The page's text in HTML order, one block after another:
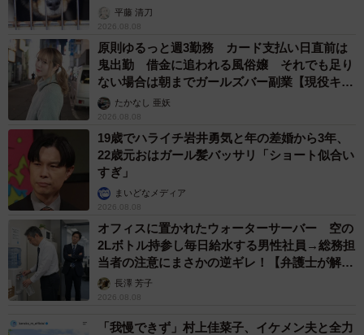
平藤 清刀
2026.08.08
原則ゆるっと週3勤務 カード支払い日直前は
鬼出勤 借金に追われる風俗嬢 それでも足り
ない場合は朝までガールズバー副業【現役キャ
ストに取材】
たかなし 亜妖
2026.08.08
19歳でハライチ岩井勇気と年の差婚から3年、
22歳元おはガール髪バッサリ「ショート似合い
すぎ」
まいどなメディア
2026.08.08
オフィスに置かれたウォーターサーバー 空の
2Lボトル持参し毎日給水する男性社員→総務担
当者の注意にまさかの逆ギレ！【弁護士が解
説】長澤 芳子
2026.08.08
「我慢できず」村上佳菜子、イケメン夫と全力